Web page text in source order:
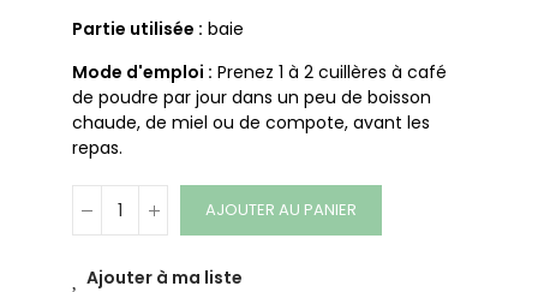
Partie utilisée : baie
Mode d'emploi : Prenez 1 à 2 cuillères à café
de poudre par jour dans un peu de boisson
chaude, de miel ou de compote, avant les
repas.
AJOUTER AU PANIER
Ajouter à ma liste